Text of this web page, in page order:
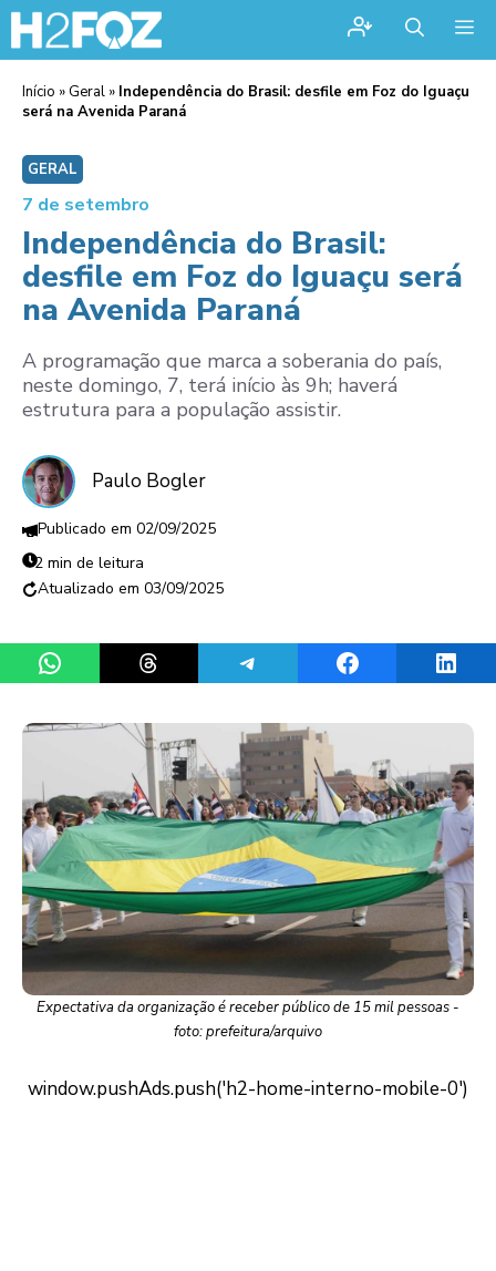
Início » Geral » Independência do Brasil: desfile em Foz do Iguaçu
será na Avenida Paraná
GERAL
7 de setembro
Independência do Brasil:
desfile em Foz do Iguaçu será
na Avenida Paraná
A programação que marca a soberania do país,
neste domingo, 7, terá início às 9h; haverá
estrutura para a população assistir.
Paulo Bogler
02/09/2025
2 min de leitura
03/09/2025
Share on WhatsAppShare on ThreadsShare on TelegramShare on Facebook
Expectativa da organização é receber público de 15 mil pessoas -
foto: prefeitura/arquivo